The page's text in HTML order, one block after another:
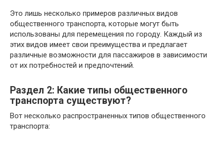
Это лишь несколько примеров различных видов
общественного транспорта, которые могут быть
использованы для перемещения по городу. Каждый из
этих видов имеет свои преимущества и предлагает
различные возможности для пассажиров в зависимости
от их потребностей и предпочтений.
Раздел 2: Какие типы общественного
транспорта существуют?
Вот несколько распространенных типов общественного
транспорта: